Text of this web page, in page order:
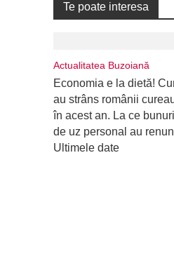
Te poate interesa
Actualitatea Buzoiană
Economia e la dietă!
au strâns românii
în acest an. La ce bunuri
de uz personal au
Ultimele date